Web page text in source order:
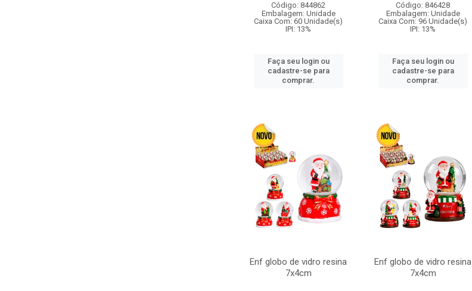
Código: 844862
Embalagem: Unidade
Caixa Com: 60 Unidade(s)
IPI: 13%
Faça seu login ou
cadastre-se para
comprar.
Código: 846428
Embalagem: Unidade
Caixa Com: 96 Unidade(s)
IPI: 13%
Faça seu login ou
cadastre-se para
comprar.
Enf globo de vidro resina
7x4cm
Enf globo de vidro resina
7x4cm